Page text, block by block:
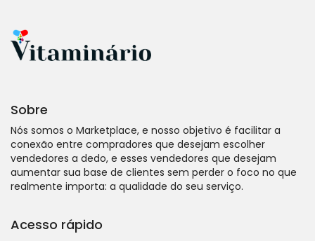
Sobre
Nós somos o Marketplace, e nosso objetivo é facilitar a
conexão entre compradores que desejam escolher
vendedores a dedo, e esses vendedores que desejam
aumentar sua base de clientes sem perder o foco no que
realmente importa: a qualidade do seu serviço.
Acesso rápido